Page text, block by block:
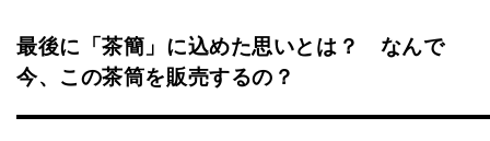
最後に「茶簡」に込めた思いとは？ なんで
今、この茶筒を販売するの？